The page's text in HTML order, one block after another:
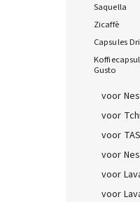
Saquella
Zicaffè
Capsules
Gusto
voor
voor
voor
voor
voor
voor